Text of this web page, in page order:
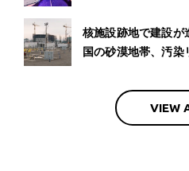
核施設跡地で建設
国の砂漠地帯、汚染
VIEW